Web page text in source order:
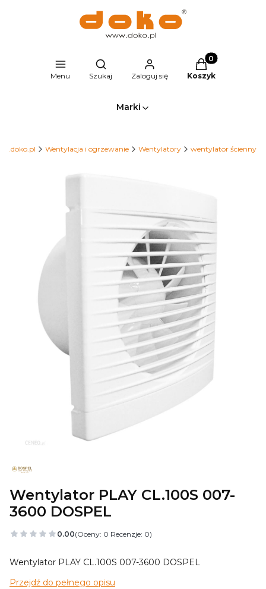
Menu
Otwórz wyszukiwarkę
Szukaj Zaloguj się
Produkty w
Koszyk
Marki
Wentylacja i ogrzewanie Wentylatory wentylator ścienny
Wentylator PLAY CL.100S 007-
3600 DOSPEL
0.00(Oceny: 0 Recenzje: 0)
Wentylator PLAY CL.100S 007-3600 DOSPEL
Przejdź do pełnego opisu